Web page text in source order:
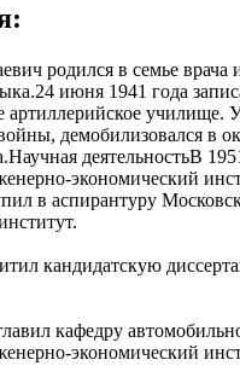
родился в семье врача
июня 1941 года
артиллерийское училище.
демобилизовался в
деятельностьВ
экономический
в аспирантуру
кандидатскую
кафедру
экономический